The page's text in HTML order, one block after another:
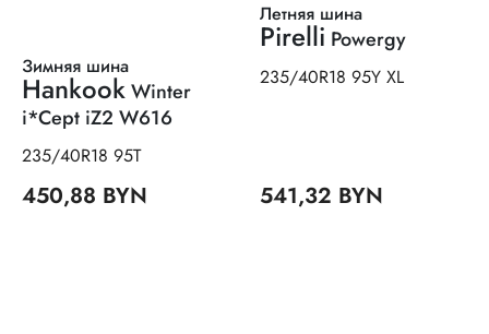
Зимняя шина
HankookWinter
i*Cept iZ2 W616
235/40R18 95T
450,88 BYN
Летняя шина
Pirelli Powergy
235/40R18 95Y XL
541,32 BYN